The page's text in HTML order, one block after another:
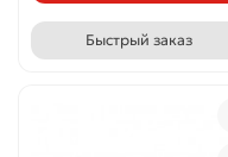
Быстрый заказ